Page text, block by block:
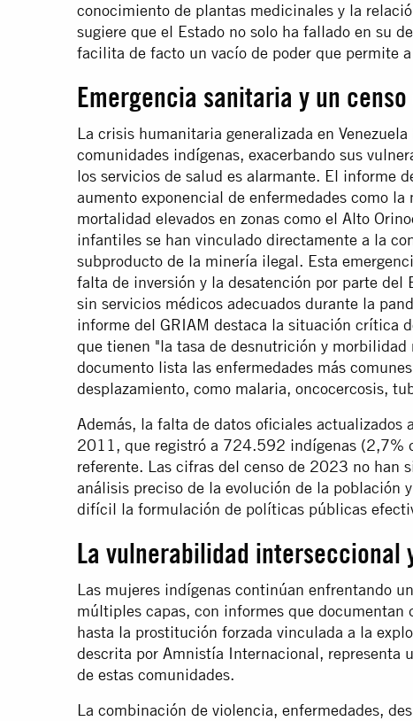
conocimiento de plantas medicinales y la
sugiere que el Estado no solo ha fallado en su
facilita de facto un vacío de poder que permite
Emergencia sanitaria y un
La crisis humanitaria generalizada en
comunidades indígenas, exacerbando sus
los servicios de salud es alarmante. El informe
aumento exponencial de enfermedades como
mortalidad elevados en zonas como el Alto
infantiles se han vinculado directamente a la
subproducto de la minería ilegal. Esta
falta de inversión y la desatención por parte del
sin servicios médicos adecuados durante la
informe del GRIAM destaca la situación crítica
que tienen "la tasa de desnutrición y morbilidad
documento lista las enfermedades más
desplazamiento, como malaria, oncocercosis,
Además, la falta de datos oficiales actualizados
2011, que registró a 724.592 indígenas (2,7%
referente. Las cifras del censo de 2023 no han
análisis preciso de la evolución de la población
difícil la formulación de políticas públicas
La vulnerabilidad interseccional
Las mujeres indígenas continúan enfrentando
múltiples capas, con informes que documentan
hasta la prostitución forzada vinculada a la
descrita por Amnistía Internacional, representa
de estas comunidades.
La combinación de violencia, enfermedades,